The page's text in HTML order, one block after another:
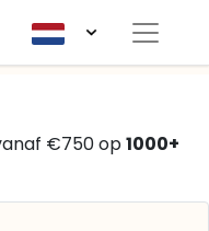
€750 op1000+